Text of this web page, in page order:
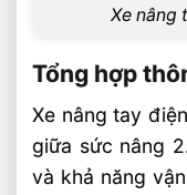
Xe nâng
Tổng hợp
Xe nâng tay
giữa sức nâng
và khả năng